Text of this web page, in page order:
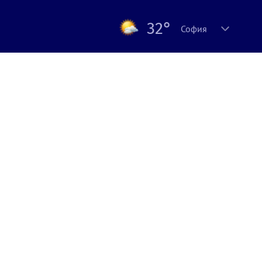
32° София